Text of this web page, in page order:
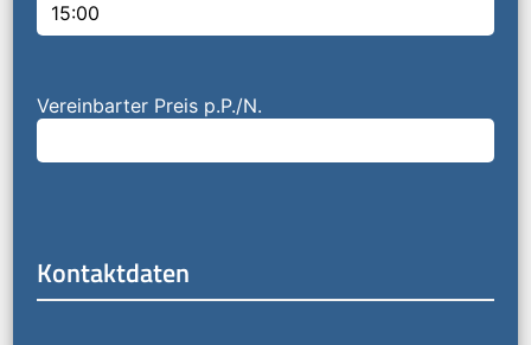
Vereinbarter Preis p.P./N.
Kontaktdaten